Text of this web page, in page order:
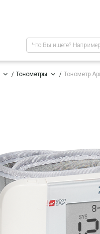
Что Вы ищете?
Тонометры Тонометр